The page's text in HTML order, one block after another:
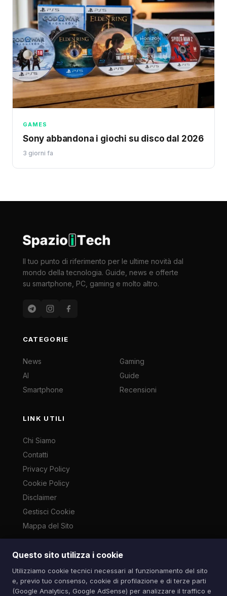
Questo sito utilizza i cookie
Utilizziamo cookie tecnici necessari al funzionamento del sito
e, previo tuo consenso, cookie di profilazione e di terze parti
(Google Analytics, Google AdSense) per analizzare il traffico e
GAMES
Sony abbandona i giochi su disco dal 2026
3 giorni fa
Il tuo punto di riferimento per le ultime novità dal
mondo della tecnologia. Guide, news e offerte
su smartphone, PC, gaming e molto altro.
CATEGORIE
News
AI
Smartphone
Gaming
Guide
Recensioni
LINK UTILI
Chi Siamo
Contatti
Privacy Policy
Cookie Policy
Disclaimer
Gestisci Cookie
Mappa del Sito
Le immagini presenti su questo sito sono di proprietà dei
cronaca ai sensi dell'art. 70 L. 633/1941. Contatti:
info@spazioitech.it